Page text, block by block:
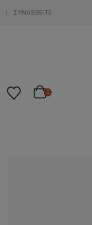
ΣΎΝΔΕΘΕΊΤΕ
0